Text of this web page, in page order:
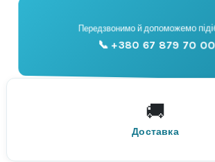
📞
Консультація
Передзвонимо й допоможемо
📞 +380 67 879 70 00
🚚
Доставка
По всій Україні
Нова Пошта